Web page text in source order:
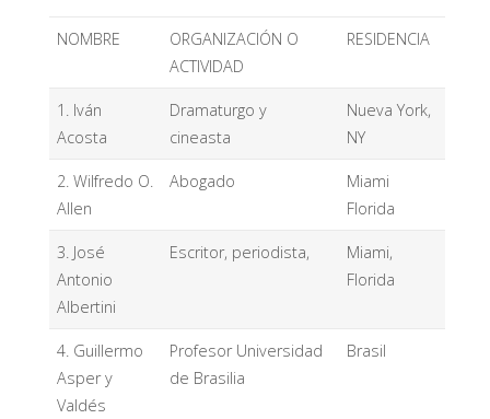
NOMBRE
ORGANIZACIÓN O
ACTIVIDAD
RESIDENCIA
1. Iván
Acosta
Dramaturgo y
cineasta
Nueva York,
NY
2. Wilfredo O.
Allen
Abogado
Miami
Florida
3. José
Antonio
Albertini
Escritor, periodista,
Miami,
Florida
4. Guillermo
Asper y
Valdés
Profesor Universidad
de Brasilia
Brasil